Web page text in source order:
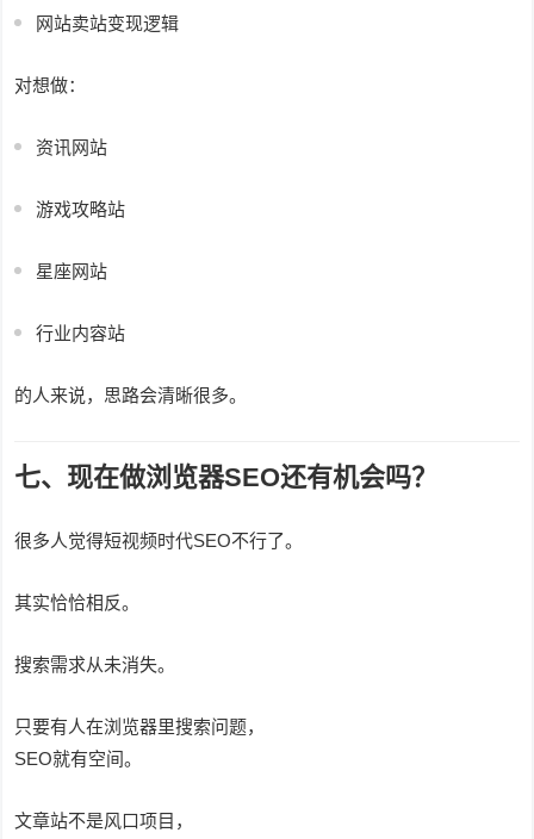
网站卖站变现逻辑
对想做：
资讯网站
游戏攻略站
星座网站
行业内容站
的人来说，思路会清晰很多。
七、现在做浏览器SEO还有机会吗？
很多人觉得短视频时代SEO不行了。
其实恰恰相反。
搜索需求从未消失。
只要有人在浏览器里搜索问题，
SEO就有空间。
文章站不是风口项目，